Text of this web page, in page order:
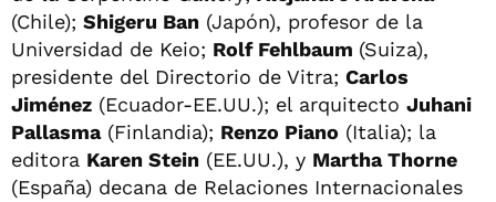
(Chile); Shigeru Ban (Japón), profesor de la
Universidad de Keio; Rolf Fehlbaum (Suiza),
presidente del Directorio de Vitra; Carlos
Jiménez (Ecuador-EE.UU.); el arquitecto Juhani
Pallasma(Finlandia); Renzo Piano (Italia); la
editora Karen Stein (EE.UU.), y Martha Thorne
(España) decana de Relaciones Internacionales